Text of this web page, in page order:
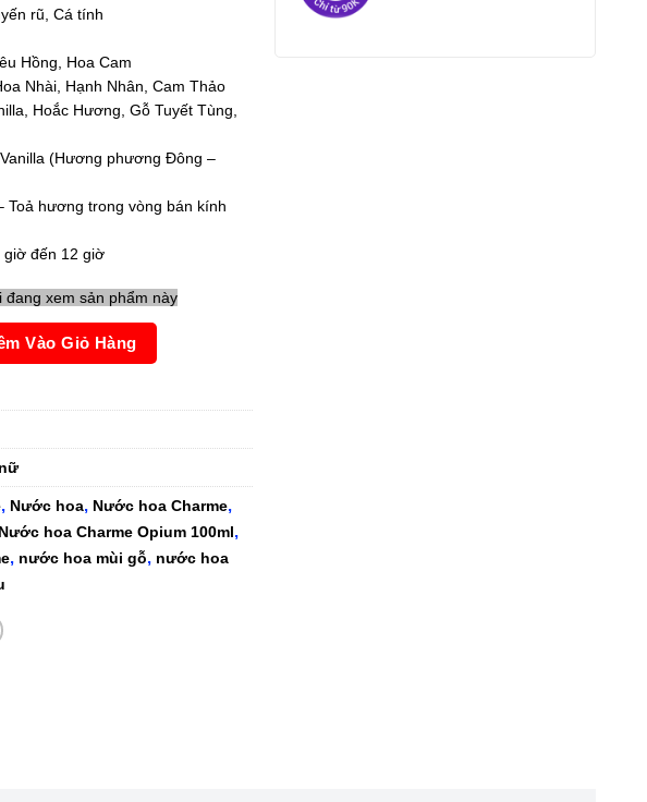
rũ, Cá tính
Hồng, Hoa Cam
Nhài, Hạnh Nhân, Cam Thảo
Hoắc Hương, Gỗ Tuyết Tùng,
(Hương phương Đông –
Toả hương trong vòng bán kính
giờ đến 12 giờ
đang xem sản phẩm này
100ml số lượng
Vào Giỏ Hàng
, Nước hoa, Nước hoa Charme,
Nước hoa Charme Opium 100ml,
, nước hoa mùi gỗ, nước hoa